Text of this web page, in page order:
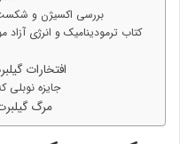
بررسی اکسیژن و
کتاب ترمودینامیک و انرژی آزاد
افتخارات
جایزه نوبلی
مرگ